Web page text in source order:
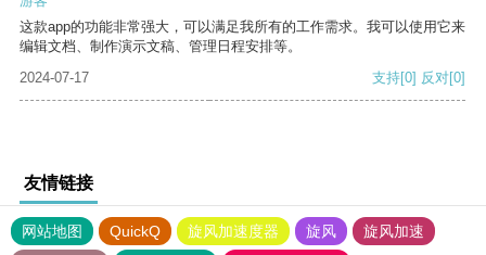
这款app的功能非常强大，可以满足我所有的工作需求。我可以使用它来
编辑文档、制作演示文稿、管理日程安排等。
2024-07-17
支持[0] 反对[0]
友情链接
网站地图 QuickQ 旋风加速度器 旋风 旋风加速